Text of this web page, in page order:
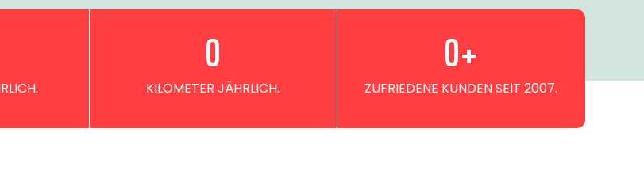
KILOMETER JÄHRLICH.
0
ZUFRIEDENE KUNDEN SEIT 2007.
0+